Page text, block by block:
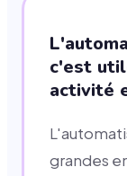
c'est
activité
grandes